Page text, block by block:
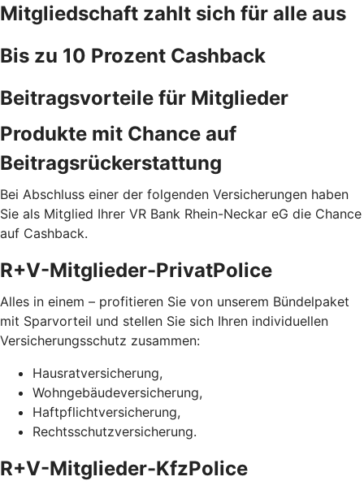
Mitgliedschaft zahlt sich für alle aus
Bis zu 10 Prozent Cashback
Beitragsvorteile für Mitglieder
Produkte mit Chance auf
Beitragsrückerstattung
Bei Abschluss einer der folgenden Versicherungen haben
Sie als Mitglied Ihrer VR Bank Rhein-Neckar eG die Chance
auf Cashback.
R+V-Mitglieder-PrivatPolice
Alles in einem – profitieren Sie von unserem Bündelpaket
mit Sparvorteil und stellen Sie sich Ihren individuellen
Versicherungsschutz zusammen:
Hausratversicherung,
Wohngebäudeversicherung,
Haftpflichtversicherung,
Rechtsschutzversicherung.
R+V-Mitglieder-KfzPolice